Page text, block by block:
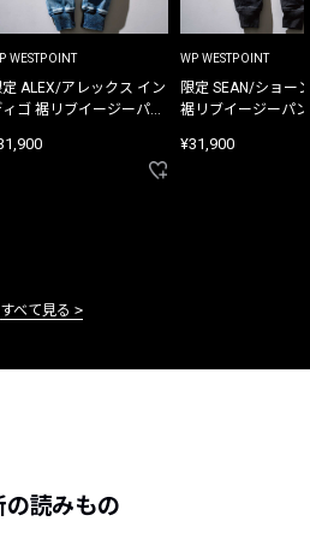
WESTPOINT
定 ALEX/アレックス イン
ィゴ 裾リブイージーパン
WP WESTPOINT
限定 SEAN/ショー
裾リブイージーパ
¥31,900
すべて見る
の読みもの